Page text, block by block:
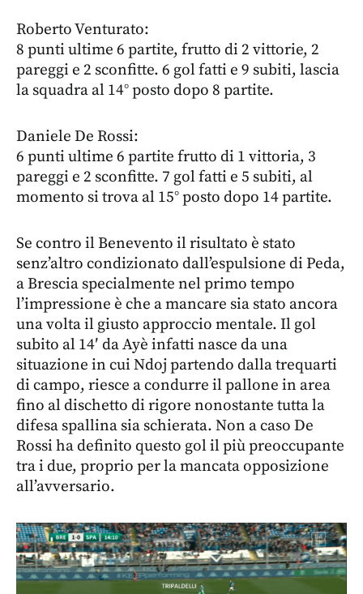
Roberto Venturato:
8 punti ultime 6 partite, frutto di 2 vittorie, 2
pareggi e 2 sconfitte. 6 gol fatti e 9 subiti, lascia
la squadra al 14° posto dopo 8 partite.
Daniele De Rossi:
6 punti ultime 6 partite frutto di 1 vittoria, 3
pareggi e 2 sconfitte. 7 gol fatti e 5 subiti, al
momento si trova al 15° posto dopo 14 partite.
Se contro il Benevento il risultato è stato
senz’altro condizionato dall’espulsione di Peda,
a Brescia specialmente nel primo tempo
l’impressione è che a mancare sia stato ancora
una volta il giusto approccio mentale. Il gol
subito al 14′ da Ayè infatti nasce da una
situazione in cui Ndoj partendo dalla trequarti
di campo, riesce a condurre il pallone in area
fino al dischetto di rigore nonostante tutta la
difesa spallina sia schierata. Non a caso De
Rossi ha definito questo gol il più preoccupante
tra i due, proprio per la mancata opposizione
all’avversario.